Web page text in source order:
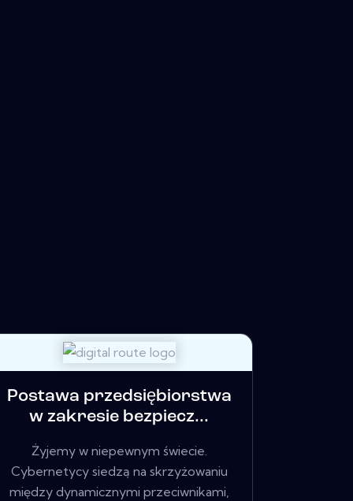
Postawa przedsiębiorstwa
w zakresie bezpiecz...
Żyjemy w niepewnym świecie.
Cybernetycy siedzą na skrzyżowaniu
między dynamicznymi przeciwnikami,